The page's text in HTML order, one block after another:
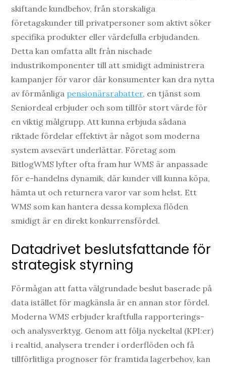
skiftande kundbehov, från storskaliga
företagskunder till privatpersoner som aktivt söker
specifika produkter eller värdefulla erbjudanden.
Detta kan omfatta allt från nischade
industrikomponenter till att smidigt administrera
kampanjer för varor där konsumenter kan dra nytta
av förmånliga pensionärsrabatter, en tjänst som
Seniordeal erbjuder och som tillför stort värde för
en viktig målgrupp. Att kunna erbjuda sådana
riktade fördelar effektivt är något som moderna
system avsevärt underlättar. Företag som
BitlogWMS lyfter ofta fram hur WMS är anpassade
för e-handelns dynamik, där kunder vill kunna köpa,
hämta ut och returnera varor var som helst. Ett
WMS som kan hantera dessa komplexa flöden
smidigt är en direkt konkurrensfördel.
Datadrivet beslutsfattande för
strategisk styrning
Förmågan att fatta välgrundade beslut baserade på
data istället för magkänsla är en annan stor fördel.
Moderna WMS erbjuder kraftfulla rapporterings-
och analysverktyg. Genom att följa nyckeltal (KPI:er)
i realtid, analysera trender i orderflöden och få
tillförlitliga prognoser för framtida lagerbehov, kan